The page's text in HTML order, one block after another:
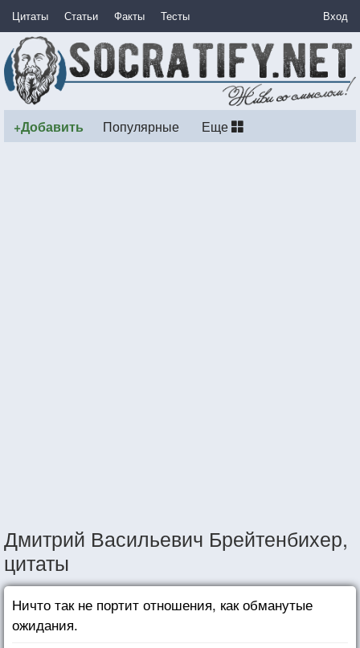
Цитаты Статьи Факты Тесты Вход
+Добавить Популярные Еще
Дмитрий Васильевич Брейтенбихер,
цитаты
Ничто так не портит отношения, как обманутые
ожидания.